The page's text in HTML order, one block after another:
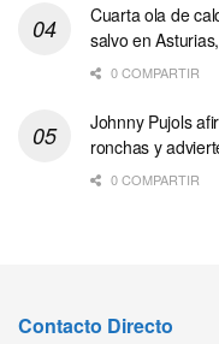
Cuarta ola de
salvo en
0 COMPARTIR
Johnny Pujols
ronchas y
0 COMPARTIR
Contacto Directo